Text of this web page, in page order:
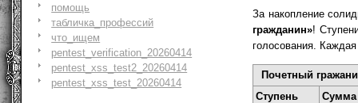
помощь
табличка_профессий
что_ищем
pentest_verification_20260414
pentest_xss_test2_20260414
pentest_xss_test_20260414
За накопление
гражданин»!
голосования.
Почетный
Ступень
Сумма